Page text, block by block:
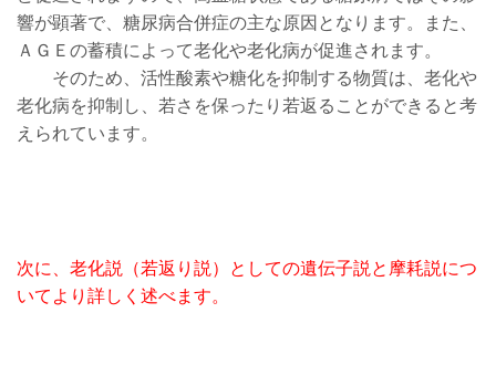
響が顕著で、糖尿病合併症の主な原因となります。また、
ＡＧＥの蓄積によって老化や老化病が促進されます。
そのため、活性酸素や糖化を抑制する物質は、老化や
老化病を抑制し、若さを保ったり若返ることができると考
えられています。
次に、老化説（若返り説）としての遺伝子説と摩耗説につ
いてより詳しく述べます。